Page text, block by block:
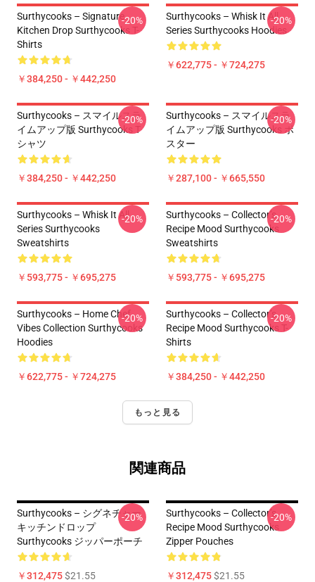
Surthycooks – Signature
Kitchen Drop Surthycooks T-
Shirts
￥384,250 - ￥442,250
-20%
Surthycooks – Whisk It All
Series Surthycooks Hoodies
￥622,775 - ￥724,275
-20%
Surthycooks – スマイルスラ
イムアップ版 Surthycooks T
シャツ
￥384,250 - ￥442,250
-20%
Surthycooks – スマイルスラ
イムアップ版 Surthycooks ポ
スター
￥287,100 - ￥665,550
-20%
Surthycooks – Whisk It All
Series Surthycooks
Sweatshirts
￥593,775 - ￥695,275
-20%
Surthycooks – Collector’s
Recipe Mood Surthycooks
Sweatshirts
￥593,775 - ￥695,275
-20%
Surthycooks – Home Chef
Vibes Collection Surthycooks
Hoodies
￥622,775 - ￥724,275
-20%
Surthycooks – Collector’s
Recipe Mood Surthycooks T-
Shirts
￥384,250 - ￥442,250
-20%
もっと見る
関連商品
Surthycooks – シグネチャー
キッチンドロップ
Surthycooks ジッパーポーチ
￥312,475$21.55
-20%
Surthycooks – Collector’s
Recipe Mood Surthycooks
Zipper Pouches
￥312,475$21.55
-20%